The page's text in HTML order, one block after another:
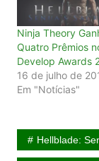
Ninja Theory
Quatro Prêmios
Develop Awards
16 de julho de
Em "Notícias"
Hellblade: